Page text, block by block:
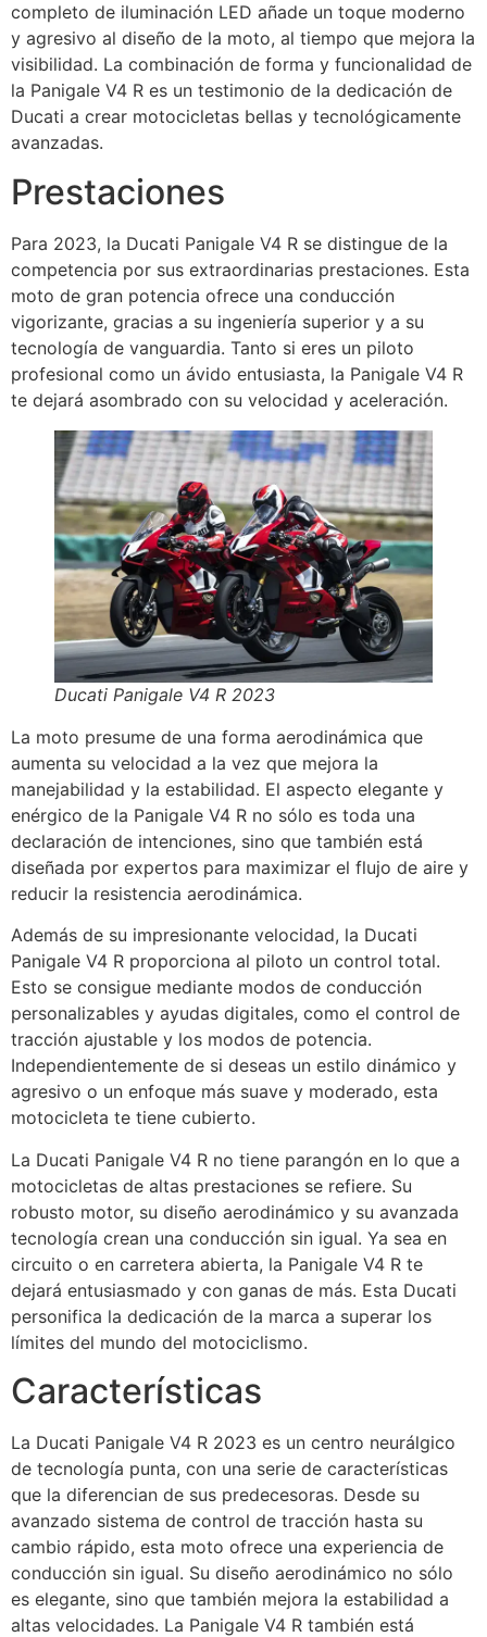
completo de iluminación LED añade un toque moderno
y agresivo al diseño de la moto, al tiempo que mejora la
visibilidad. La combinación de forma y funcionalidad de
la Panigale V4 R es un testimonio de la dedicación de
Ducati a crear motocicletas bellas y tecnológicamente
avanzadas.
Prestaciones
Para 2023, la Ducati Panigale V4 R se distingue de la
competencia por sus extraordinarias prestaciones. Esta
moto de gran potencia ofrece una conducción
vigorizante, gracias a su ingeniería superior y a su
tecnología de vanguardia. Tanto si eres un piloto
profesional como un ávido entusiasta, la Panigale V4 R
te dejará asombrado con su velocidad y aceleración.
Ducati Panigale V4 R 2023
La moto presume de una forma aerodinámica que
aumenta su velocidad a la vez que mejora la
manejabilidad y la estabilidad. El aspecto elegante y
enérgico de la Panigale V4 R no sólo es toda una
declaración de intenciones, sino que también está
diseñada por expertos para maximizar el flujo de aire y
reducir la resistencia aerodinámica.
Además de su impresionante velocidad, la Ducati
Panigale V4 R proporciona al piloto un control total.
Esto se consigue mediante modos de conducción
personalizables y ayudas digitales, como el control de
tracción ajustable y los modos de potencia.
Independientemente de si deseas un estilo dinámico y
agresivo o un enfoque más suave y moderado, esta
motocicleta te tiene cubierto.
La Ducati Panigale V4 R no tiene parangón en lo que a
motocicletas de altas prestaciones se refiere. Su
robusto motor, su diseño aerodinámico y su avanzada
tecnología crean una conducción sin igual. Ya sea en
circuito o en carretera abierta, la Panigale V4 R te
dejará entusiasmado y con ganas de más. Esta Ducati
personifica la dedicación de la marca a superar los
límites del mundo del motociclismo.
Características
La Ducati Panigale V4 R 2023 es un centro neurálgico
de tecnología punta, con una serie de características
que la diferencian de sus predecesoras. Desde su
avanzado sistema de control de tracción hasta su
cambio rápido, esta moto ofrece una experiencia de
conducción sin igual. Su diseño aerodinámico no sólo
es elegante, sino que también mejora la estabilidad a
altas velocidades. La Panigale V4 R también está